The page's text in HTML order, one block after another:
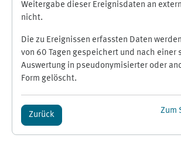
Weitergabe dieser Ereignisdaten an
nicht.
Die zu Ereignissen erfassten Daten
von 60 Tagen gespeichert und nach einer
Auswertung in pseudonymisierter oder
Form gelöscht.
Zurück Zum